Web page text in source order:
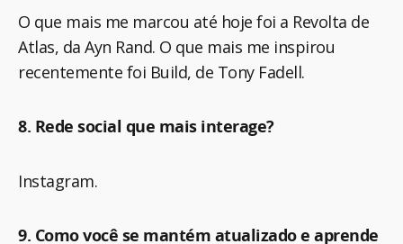
O que mais me marcou até hoje foi a Revolta de
Atlas, da Ayn Rand. O que mais me inspirou
recentemente foi Build, de Tony Fadell.
8. Rede social que mais interage?
Instagram.
9. Como você se mantém atualizado e aprende